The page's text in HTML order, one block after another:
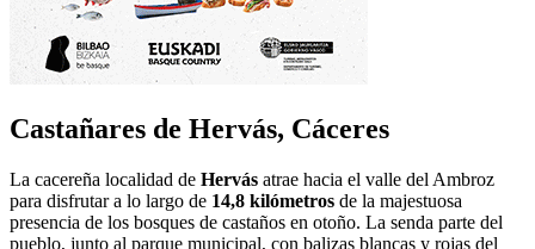
Castañares de Hervás, Cáceres
La cacereña localidad de Hervás atrae hacia el valle del Ambroz
para disfrutar a lo largo de 14,8 kilómetros de la majestuosa
presencia de los bosques de castaños en otoño. La senda parte del
pueblo, junto al parque municipal, con balizas blancas y rojas del